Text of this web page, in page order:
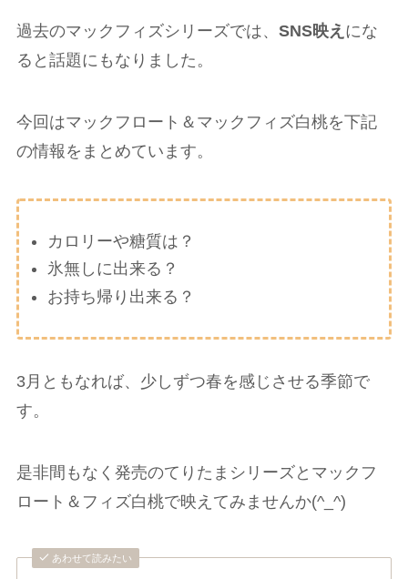
過去のマックフィズシリーズでは、 SNS映え にな
ると話題にもなりました。
今回はマックフロート＆マックフィズ白桃を下記
の情報をまとめています。
カロリーや糖質は？
氷無しに出来る？
お持ち帰り出来る？
3月ともなれば、少しずつ春を感じさせる季節で
す。
是非間もなく発売のてりたまシリーズとマックフ
ロート＆フィズ白桃で映えてみませんか(^_^)
あわせて読みたい